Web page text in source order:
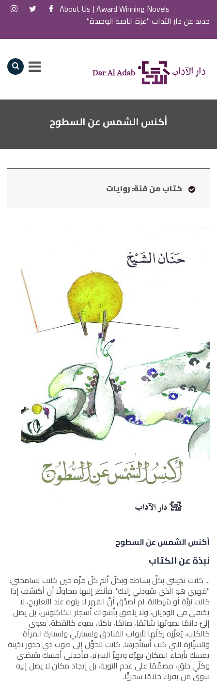
Award Winning Novels |
About Us
جديد عن دار الآداب "غزة اناجية الوحيدة"
أكنس الشمس عن السطوح
كتاب من فئة: روايات
أكنس الشمس عن السطوح
نبذة عن الكتاب
... كانت تجيبني بكلِّ بساطة وبكلّ ألم كلّ مرَّة حين كانت تسامحني:
"قهري هو الذي يقودني إليك". فأنظر إليها محاولًا أن أكتشف إذا
كانت نبيَّة أو شيطانة. لم أصدِّق أنَّ القهر لا يتوه عند التعاريج، لا
يختفي في الوديان، ولا يلصق بأشواك أشجار الكاكتوس، بل يصل
إليَّ دائمًا بصوتها شاتمًا، صائحًا، باكيًا، يموء كالقطة، يعوي
كالكلب، يُعزِّزه ركلُها لأبواب الفنادق ولسيارتي ولسيارة المرأة
وللسيَّارة التي كنت أستأجرها. كانت تتحوَّل إلى صوت ذي جذور ثخينة
يمسك بأرجاء المكان يهزُّه ويهزّ السرير، فأجدني أمسك بقبضتي
وكلّي حنق، مصمِّمًا على عدم التوبة، بل إيجاد مكان لا يصل إليه
سوى من يفرك خاتمًا سحريًّا.